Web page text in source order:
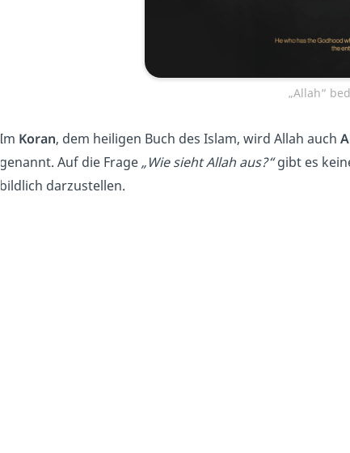
„Allah“
Im Koran, dem heiligen Buch des Islam, wird Allah auch
genannt. Auf die Frage„Wie sieht Allah aus?“gibt es
bildlich darzustellen.